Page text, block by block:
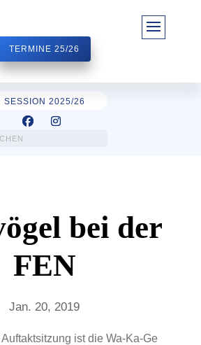
TERMINE 25/26
SESSION 2025/26
bei der
FEN
Jan. 20, 2019
ist die Wa-Ka-Ge